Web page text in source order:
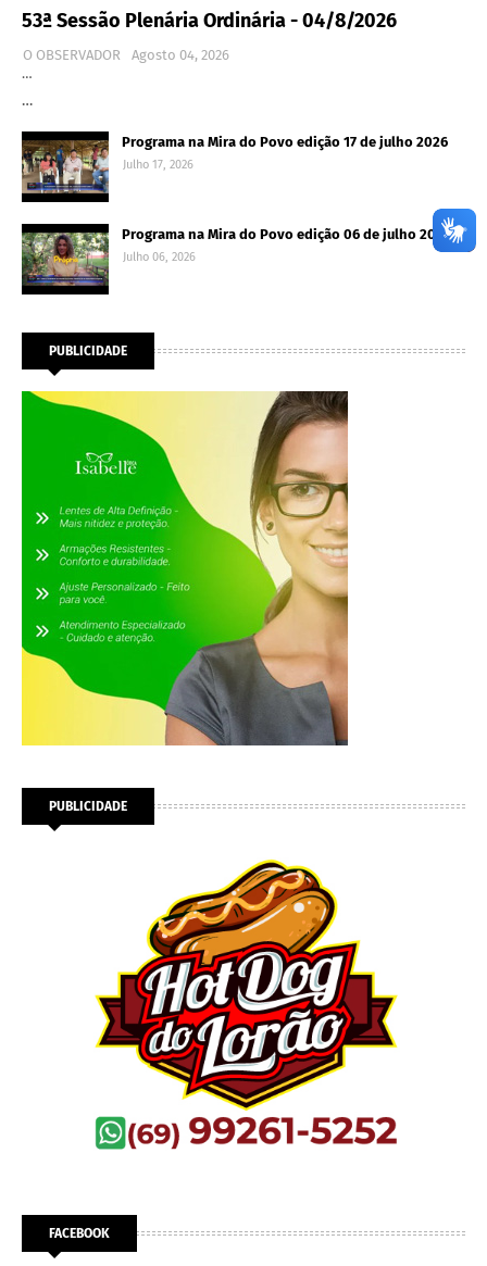
53ª Sessão Plenária Ordinária - 04/8/2026
O OBSERVADOR
Agosto 04, 2026
…
…
Programa na Mira do Povo edição 17 de julho 2026
Julho 17, 2026
Programa na Mira do Povo edição 06 de julho 2026
Julho 06, 2026
PUBLICIDADE
PUBLICIDADE
FACEBOOK